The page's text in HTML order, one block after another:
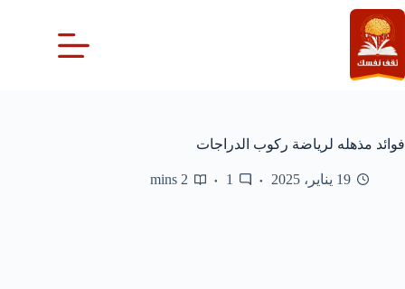
التجاوز
إلى
المحتوى
فوائد مذهله لرياضة ركوب الدراجات
19 يناير، 2025 1
2 mins